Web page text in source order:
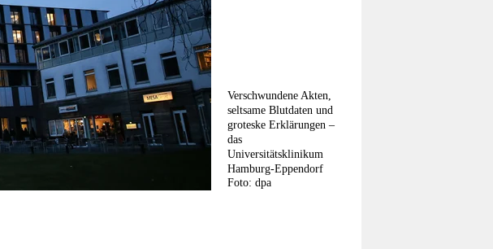
Verschwundene Akten,
seltsame Blutdaten und
groteske Erklärungen –
das
Universitätsklinikum
Hamburg-Eppendorf
Foto: dpa